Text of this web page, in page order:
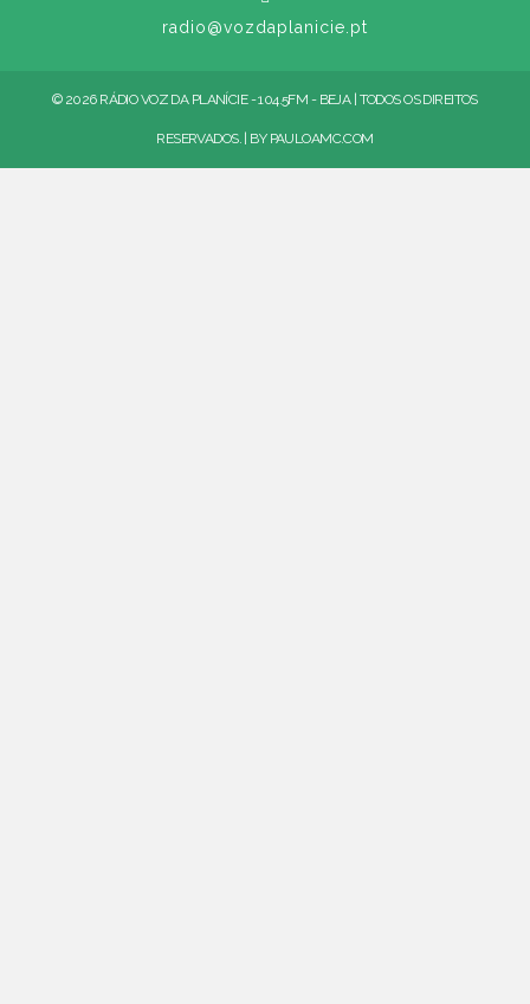
radio@vozdaplanicie.pt
© 2026 RÁDIO VOZ DA PLANÍCIE - 104.5FM - BEJA | TODOS OS DIREITOS
RESERVADOS. | BY PAULOAMC.COM